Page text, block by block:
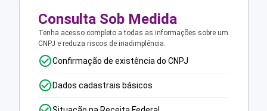
Consulta Sob Medida
Tenha acesso completo a todas as informações sobre um
CNPJ e reduza riscos de inadimplência.
Confirmação de existência do CNPJ
Dados cadastrais básicos